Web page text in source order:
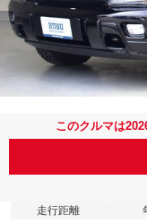
このクルマは
走行距離